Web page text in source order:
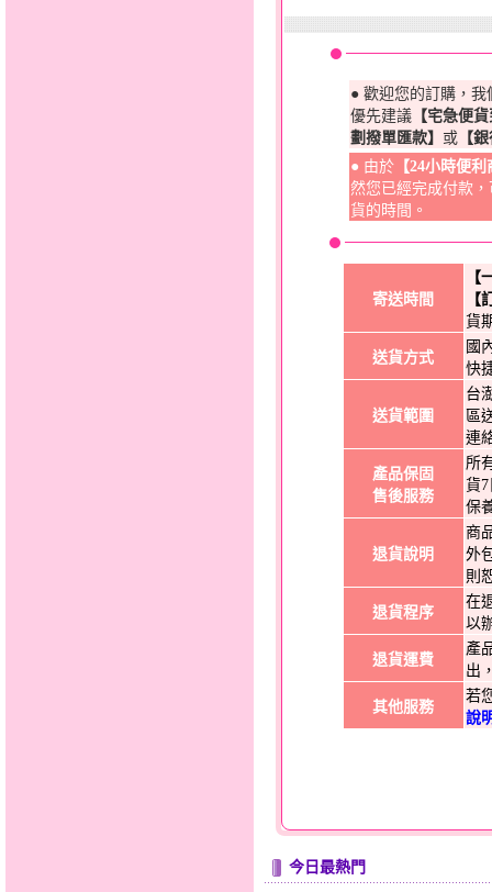
● 歡迎您的訂購，
優先建議 【宅急便
劃撥單匯款】 或 【
● 由於 【24小時便
然您已經完成付款
貨的時間。
寄送時間
【
【
貨
送貨方式
國
快
送貨範圍
台
區
連
產品保固
售後服務
所
貨
保
退貨說明
商
外
則
退貨程序
在
以
退貨運費
產
出
其他服務
若
說
今日最熱門